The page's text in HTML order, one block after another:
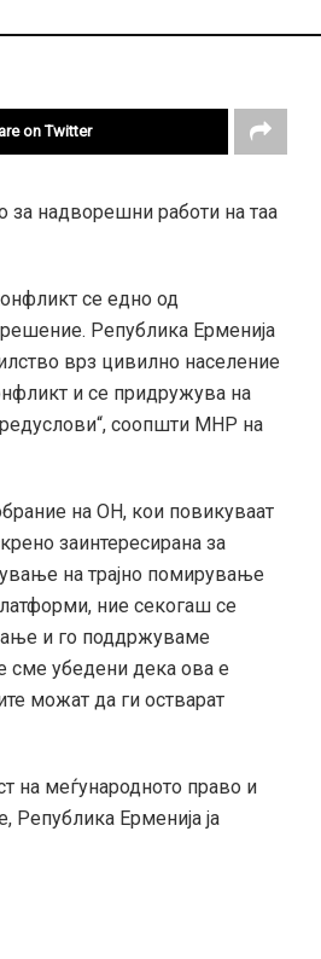
on Twitter
за надворешни работи на таа
се едно од
Република Ерменија
врз цивилно население
и се придружува на
соопшти МНР на
на ОН, кои повикуваат
заинтересирана за
на трајно помирување
ние секогаш се
и го поддржуваме
сме убедени дека ова е
можат да ги остварат
на меѓународното право и
Република Ерменија ја